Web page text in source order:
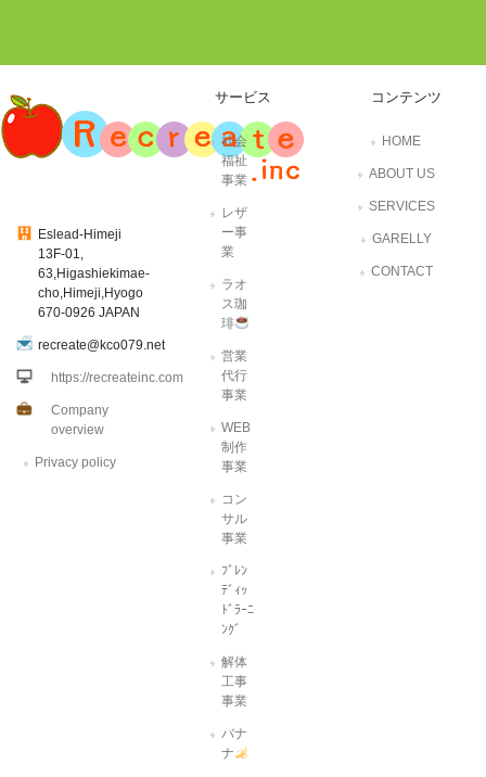
Eslead-Himeji
13F-01,
63,Higashiekimae-
cho,Himeji,Hyogo
670-0926 JAPAN
recreate@kco079.net
https://recreateinc.com
Company
overview
Privacy policy
サービス
社会
福祉
事業
レザ
ー事
業
ラオ
ス珈
琲
営業
代行
事業
WEB
制作
事業
コン
サル
事業
ﾌﾞﾚﾝ
ﾃﾞｨｯ
ﾄﾞﾗｰﾆ
ﾝｸﾞ
解体
工事
事業
バナ
ナ
コンテンツ
HOME
ABOUT US
SERVICES
GARELLY
CONTACT